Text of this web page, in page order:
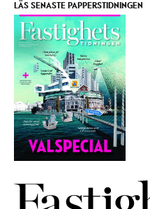
LÄS SENASTE PAPPERSTIDNINGEN